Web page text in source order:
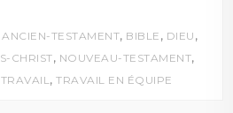
ANCIEN-TESTAMENT, BIBLE , DIEU ,
CHRIST, NOUVEAU-TESTAMENT,
TRAVAIL ,TRAVAIL EN ÉQUIPE